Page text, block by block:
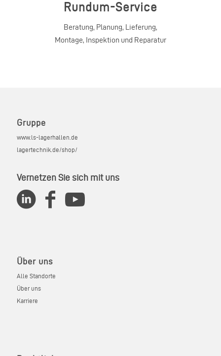
Rundum-Service
Beratung, Planung, Lieferung,
Montage, Inspektion und Reparatur
Gruppe
www.ls-lagerhallen.de
lagertechnik.de/shop/
Vernetzen Sie sich mit uns
Über uns
Alle Standorte
Über uns
Karriere